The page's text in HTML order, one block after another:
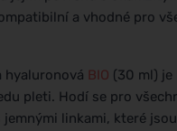
a vhodné pro
hyaluronová BIO (30 ml) je
pleti. Hodí se pro
linkami, které